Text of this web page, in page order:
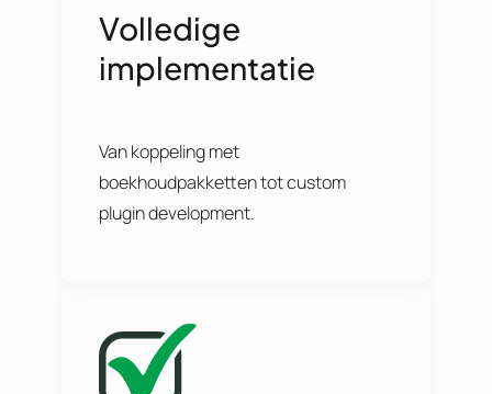
Volledige
implementatie
Van koppeling met
boekhoudpakketten tot custom
plugin development.